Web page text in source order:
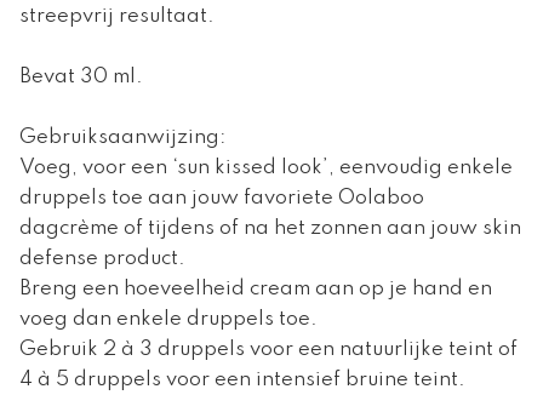
streepvrij resultaat.
Bevat 30 ml.
Gebruiksaanwijzing:
Voeg, voor een ‘sun kissed look’, eenvoudig enkele
druppels toe aan jouw favoriete Oolaboo
dagcrème of tijdens of na het zonnen aan jouw skin
defense product.
Breng een hoeveelheid cream aan op je hand en
voeg dan enkele druppels toe.
Gebruik 2 à 3 druppels voor een natuurlijke teint of
4 à 5 druppels voor een intensief bruine teint.